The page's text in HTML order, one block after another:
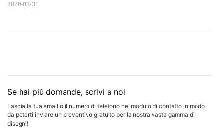
2026-03-31
Se hai più domande, scrivi a noi
Lascia la tua email o il numero di telefono nel modulo di contatto in modo
da poterti inviare un preventivo gratuito per la nostra vasta gamma di
disegni!